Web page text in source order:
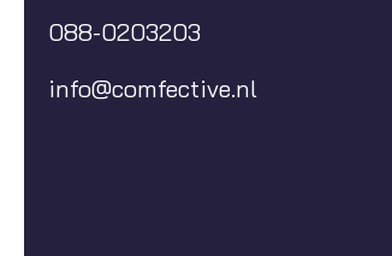
088-0203203
info@comfective.nl